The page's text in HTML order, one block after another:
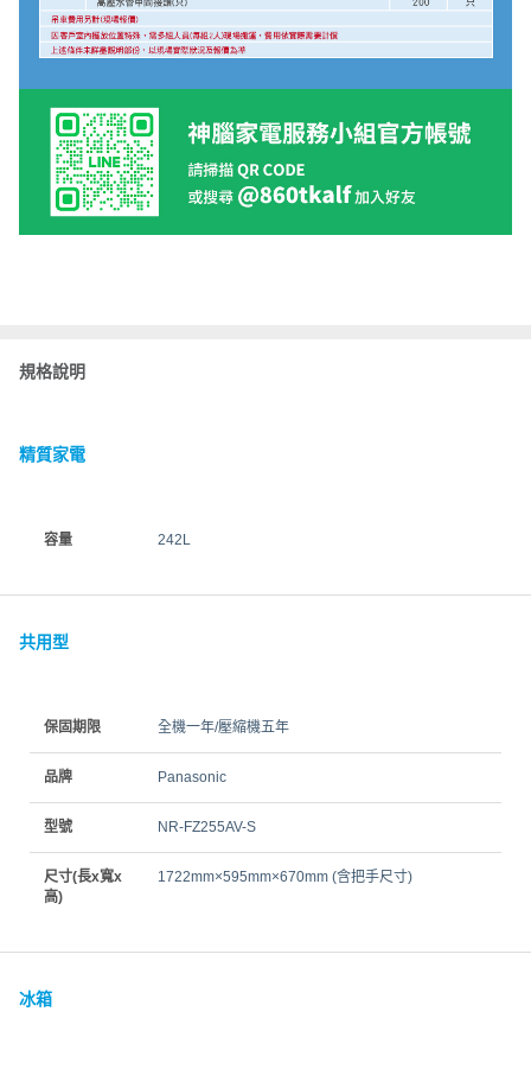
規格說明
精質家電
容量 242L
共用型
保固期限 全機一年/壓縮機五年
品牌 Panasonic
型號 NR-FZ255AV-S
尺寸(長x寬x
高)
1722mm×595mm×670mm (含把手尺寸)
冰箱